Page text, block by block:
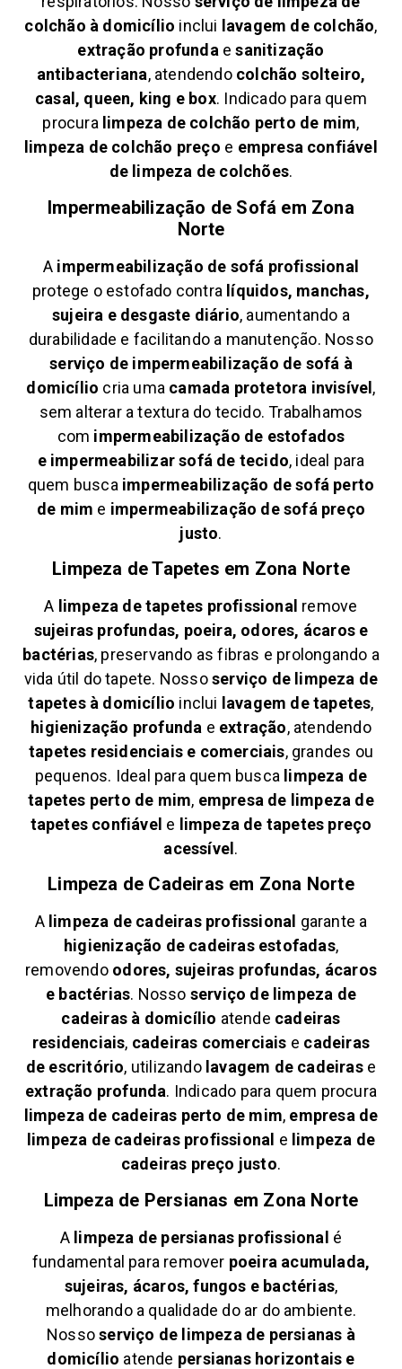
colchão à domicílio inclui lavagem de colchão,
extração profunda esanitização
antibacteriana, atendendo colchão solteiro,
casal, queen, king e box. Indicado para quem
procura limpeza de colchão perto de mim,
limpeza de colchão preço e empresa confiável
de limpeza de colchões.
Impermeabilização de Sofá em Zona
Norte
A impermeabilização de sofá profissional
protege o estofado contra líquidos, manchas,
sujeira e desgaste diário, aumentando a
durabilidade e facilitando a manutenção. Nosso
serviço de impermeabilização de sofá à
domicílio cria uma camada protetora invisível,
sem alterar a textura do tecido. Trabalhamos
com impermeabilização de estofados
e impermeabilizar sofá de tecido, ideal para
quem busca impermeabilização de sofá perto
de mim e impermeabilização de sofá preço
justo.
Limpeza de Tapetes em Zona Norte
A limpeza de tapetes profissional remove
sujeiras profundas, poeira, odores, ácaros e
bactérias, preservando as fibras e prolongando a
vida útil do tapete. Nossoserviço de limpeza de
tapetes à domicílio inclui lavagem de tapetes,
higienização profunda e extração, atendendo
tapetes residenciais e comerciais, grandes ou
pequenos. Ideal para quem busca limpeza de
tapetes perto de mim, empresa de limpeza de
tapetes confiável e limpeza de tapetes preço
acessível .
Limpeza de Cadeiras em Zona Norte
A limpeza de cadeiras profissional garante a
higienização de cadeiras estofadas,
removendoodores, sujeiras profundas, ácaros
e bactérias. Nosso serviço de limpeza de
cadeiras à domicílio atende cadeiras
residenciais, cadeiras comerciais e cadeiras
de escritório, utilizando lavagem de cadeirase
extração profunda. Indicado para quem procura
limpeza de cadeiras perto de mim, empresa de
limpeza de cadeiras profissional e limpeza de
cadeiras preço justo.
Limpeza de Persianas em Zona Norte
A limpeza de persianas profissional é
fundamental para remover poeira acumulada,
sujeiras, ácaros, fungos e bactérias,
melhorando a qualidade do ar do ambiente.
Nossoserviço de limpeza de persianas à
domicílio atende persianas horizontais e